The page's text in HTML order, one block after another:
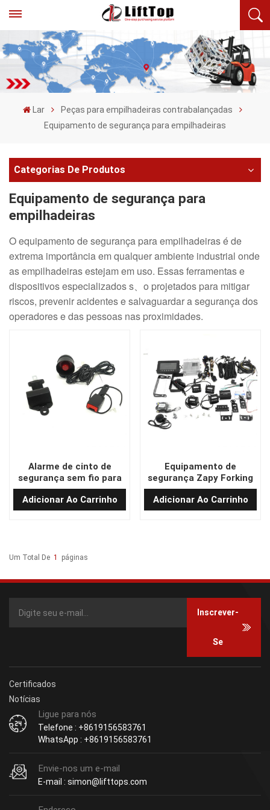
Lar
Peças para empilhadeiras contrabalançadas
Equipamento de segurança para empilhadeiras
Categorias De Produtos
Equipamento de segurança para
empilhadeiras
O equipamento de segurança para empilhadeiras é de
extrema importância em qualquer ambiente industrial onde
as empilhadeiras estejam em uso. Essas ferramentas e
dispositivos especializados s、o projetados para mitigar
riscos, prevenir acidentes e salvaguardar a segurança dos
operadores e das pessoas nas proximidades.
Alarme de cinto de
segurança sem fio para
empilhadeira 12-80V com
aviso de voz
Adicionar Ao Carrinho
Equipamento de
segurança Zapy Forking
Sistema de prevenção de
colisão de imagem AI
Adicionar Ao Carrinho
Um Total De 1 Páginas
Inscrever-
Se
Certificados
Notícias
Ligue para nós
Telefone : +8619156583761
WhatsApp : +8619156583761
Envie-nos um e-mail
E-mail : simon@lifttops.com